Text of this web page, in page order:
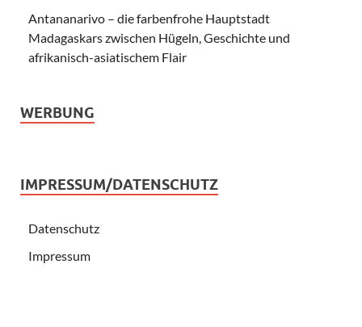
Antananarivo – die farbenfrohe Hauptstadt
Madagaskars zwischen Hügeln, Geschichte und
afrikanisch-asiatischem Flair
WERBUNG
IMPRESSUM/DATENSCHUTZ
Datenschutz
Impressum